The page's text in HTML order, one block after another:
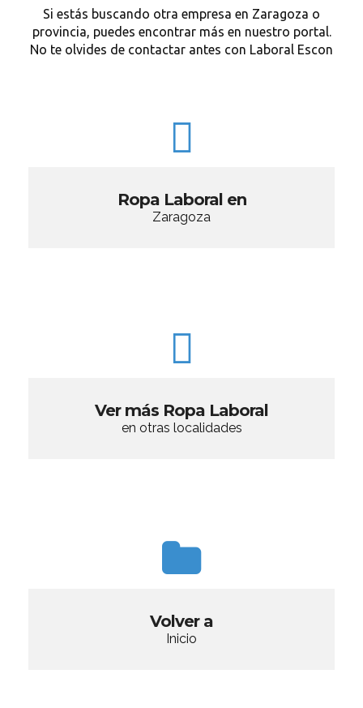
Si estás buscando otra empresa en Zaragoza o
provincia, puedes encontrar más en nuestro portal.
No te olvides de contactar antes con Laboral Escon
Ropa Laboral en
Zaragoza
Ver más Ropa Laboral
en otras localidades
Volver a
Inicio